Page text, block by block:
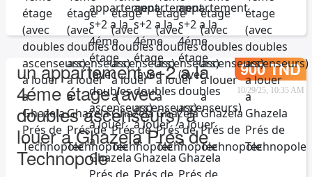
un appartement s+2 a la
4éme étage (avec
doubles ascenseurs) a
louer a Ghazela Prés de
Technopole
900 TND
10/29/25, 10:35 AM